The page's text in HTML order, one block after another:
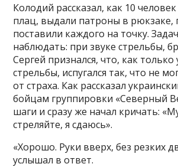
Колодий рассказал, как 10
плац, выдали патроны в рюкзаке,
поставили каждого на точку.
наблюдать: при звуке стрельбы,
Сергей признался, что, как
стрельбы, испугался так, что не
от страха. Как рассказал
бойцам группировки «Северный
шаги и сразу же начал кричать:
стреляйте, я сдаюсь».
«Хорошо. Руки вверх, без резких
услышал в ответ.